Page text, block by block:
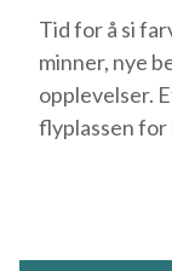
Tid for å si
minner, nye
opplevelser.
flyplassen for